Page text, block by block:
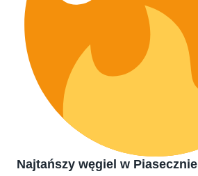
Najtańszy węgiel w Piasecznie